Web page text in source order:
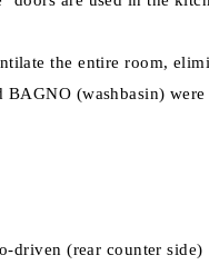
the entire room,
(washbasin)
driven (rear counter side)